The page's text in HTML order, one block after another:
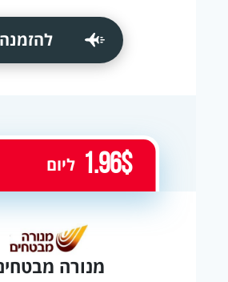
להזמנה
מנורה
1.96$ ליום